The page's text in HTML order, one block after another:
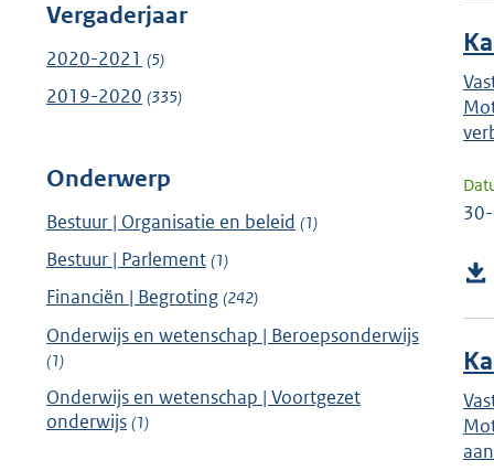
Vergaderjaar
2020-2021 (5)
2019-2020 (335)
Onderwerp
Bestuur | Organisatie en beleid (1)
Bestuur | Parlement (1)
Financiën | Begroting (242)
Onderwijs en wetenschap | Beroepsonderwijs
(1)
Onderwijs en wetenschap | Voortgezet
onderwijs (1)